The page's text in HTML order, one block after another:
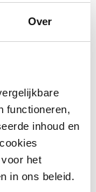
Over
functioneren,
inhoud en
het
in ons beleid.
Set a 4 Stuks
besteld,
in huis
214,80